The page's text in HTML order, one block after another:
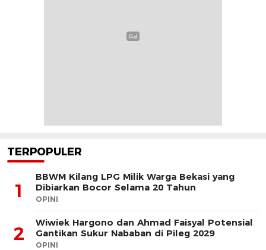
TERPOPULER
1
BBWM Kilang LPG Milik Warga Bekasi yang
Dibiarkan Bocor Selama 20 Tahun
OPINI
2
Wiwiek Hargono dan Ahmad Faisyal Potensial
Gantikan Sukur Nababan di Pileg 2029
OPINI